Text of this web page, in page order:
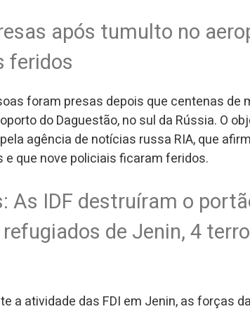
após tumulto no
feridos
foram presas depois que centenas de
do Daguestão, no sul da Rússia. O
agência de notícias russa RIA, que
que nove policiais ficaram feridos.
As IDF destruíram o
de Jenin, 4
a atividade das FDI em Jenin, as forças